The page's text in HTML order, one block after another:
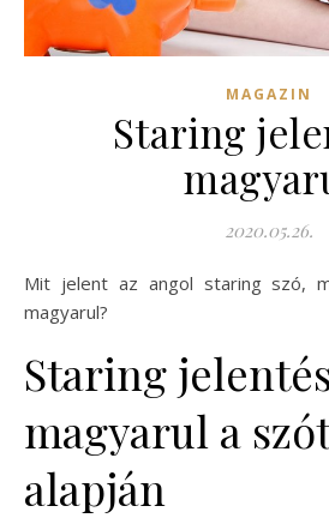
MAGAZIN
Staring
2020.05.26.
Mit jelent az angol staring szó, mi a staring jelentése
magyarul?
Staring
magyarul a
alapján